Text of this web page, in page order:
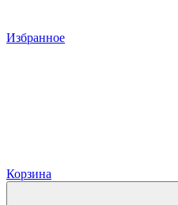
Избранное
Корзина